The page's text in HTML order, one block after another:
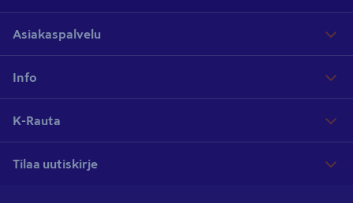
Asiakaspalvelu
Info
K-Rauta
Tilaa uutiskirje